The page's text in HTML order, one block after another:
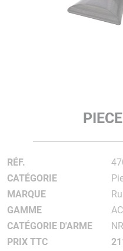
RÉF.
CATÉGORIE
MARQUE
GAMME
CATÉGORIE D'ARME
NR
PRIX TTC